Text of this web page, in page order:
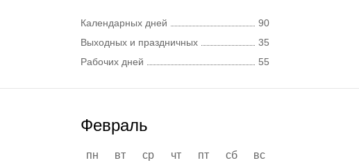
Календарных дней
90
Выходных и праздничных
35
Рабочих дней
55
Февраль
пн вт ср чт пт сб
вс